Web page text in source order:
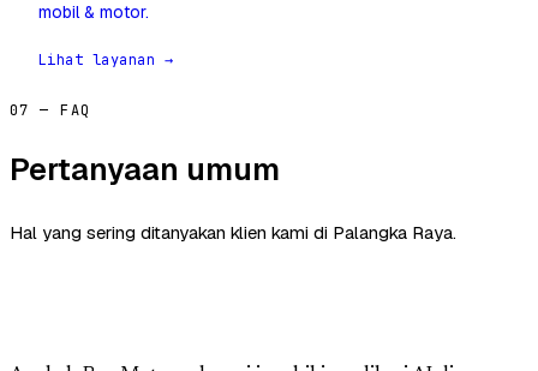
mobil & motor.
Lihat layanan →
07 — FAQ
Pertanyaan umum
Hal yang sering ditanyakan klien kami di Palangka Raya.